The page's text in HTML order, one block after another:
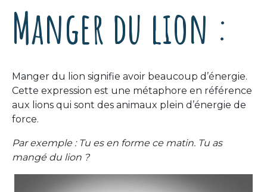
Manger du lion :
Manger du lion signifie avoir beaucoup d’énergie.
Cette expression est une métaphore en référence
aux lions qui sont des animaux plein d’énergie de
force.
Par exemple : Tu es en forme ce matin. Tu as
mangé du lion ?